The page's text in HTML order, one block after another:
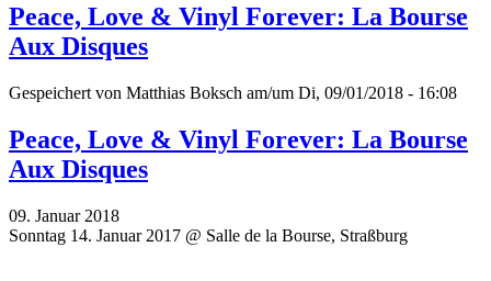
Peace, Love & Vinyl Forever: La Bourse
Aux Disques
Gespeichert von Matthias Boksch am/um Di, 09/01/2018 - 16:08
Peace, Love & Vinyl Forever: La Bourse
Aux Disques
09. Januar 2018
Sonntag 14. Januar 2017 @ Salle de la Bourse, Straßburg